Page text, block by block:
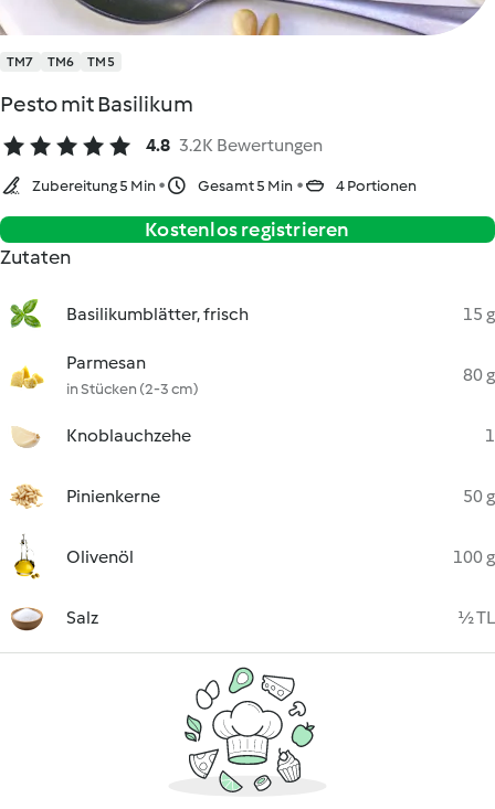
TM7 TM6 TM5
Pesto mit Basilikum
4.8 3.2K Bewertungen
Zubereitung 5 Min Gesamt 5 Min 4 Portionen
Kostenlos registrieren
Zutaten
Basilikumblätter, frisch 15 g
Parmesan
in Stücken (2-3 cm)
80 g
Knoblauchzehe 1
Pinienkerne 50 g
Olivenöl 100 g
Salz ½ TL